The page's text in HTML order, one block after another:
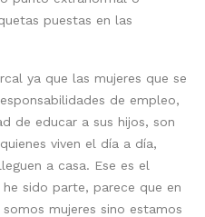
puestas en las
ya que las mujeres que se
de empleo,
de educar a sus hijos, son
viven el día a día,
a casa. Ese es el
sido parte, parece que en
mujeres sino estamos